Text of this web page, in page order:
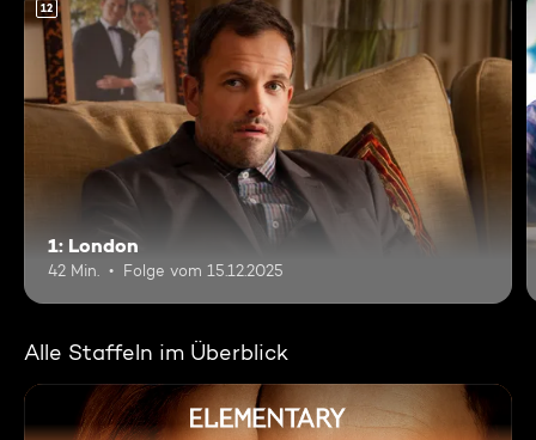
12
1: London
42 Min. Folge vom 15.12.2025
Alle Staffeln im Überblick